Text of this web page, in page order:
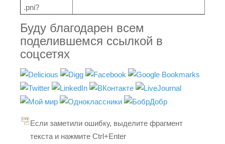
.pni?
Буду благодарен всем
поделившемся ссылкой в
соцсетях
Если заметили ошибку, выделите фрагмент
текста и нажмите Ctrl+Enter